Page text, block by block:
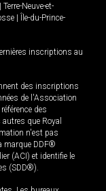
Terre-Neuve-et-
Île-du-Prince-
inscriptions au
des inscriptions
de l'Association
des
que Royal
n'est pas
marque DDF®
(ACI) et identifie le
(SDD®).